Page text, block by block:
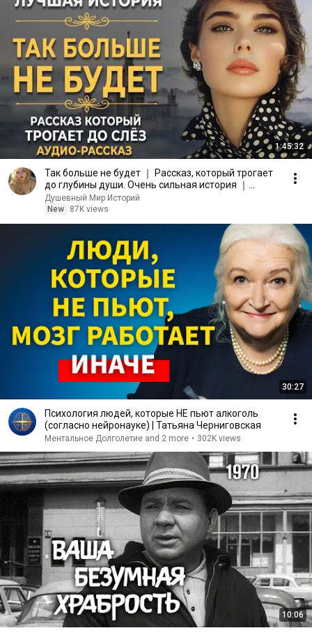
1:45:32
Так больше не будет ｜ Рассказ, который трогает
до глубины души. Очень сильная история ｜
Аудиорассказ
Душевный Мир Историй
New
87K views
30:27
Психология людей, которые НЕ пьют алкоголь
(согласно нейронауке) | Татьяна Черниговская
Ментальное Долголетие and 2 more • 302K views
10:06